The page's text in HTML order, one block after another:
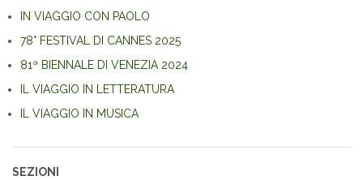
IN VIAGGIO CON PAOLO
78° FESTIVAL DI CANNES 2025
81ª BIENNALE DI VENEZIA 2024
IL VIAGGIO IN LETTERATURA
IL VIAGGIO IN MUSICA
SEZIONI